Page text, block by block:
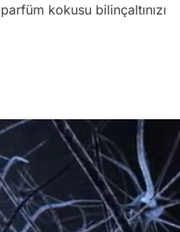
kokusu bilinçaltınızı